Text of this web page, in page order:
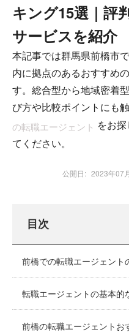
キング15選｜評
サービスを紹介
本記事では群馬県前橋市
内に拠点のあるおすすめ
す。総合型から地域密着
び方や比較ポイントにも
の転職エージェント をお
てください。
公開日: 2023年07
目次
前橋での転職エージェント
転職エージェントの基本的
前橋の転職エージェントお